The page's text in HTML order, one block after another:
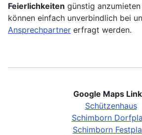
Feierlichkeiten günstig
können einfach unverbindlich bei
Ansprechpartner erfragt werden.
Google Maps
Schützenhaus
Schimborn
Schimborn